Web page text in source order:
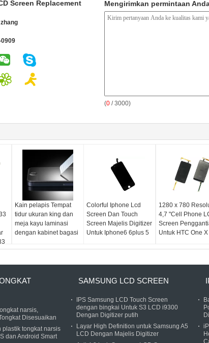
Screen Replacement
zhang
Mengirimkan permintaan
(0 / 3000)
Kain pelapis Tempat
tidur ukuran king dan
meja kayu laminasi
dengan kabinet bagasi
Colorful Iphone Lcd
Screen Dan Touch
Screen Majelis Digitizer
Untuk Iphone6 ​​6plus 5
1280 x 780
4,7 "Cell Phone
Screen
Untuk HTC One X
narsis,
Disesuaikan
plastik tongkat narsis
dan Android Smart
SAMSUNG LCD SCREEN
IPS Samsung LCD Touch Screen
dengan bingkai Untuk S3 LCD i9300
Dengan Digitizer putih
Layar High Definition untuk Samsung A5
LCD Dengan Majelis Digitizer